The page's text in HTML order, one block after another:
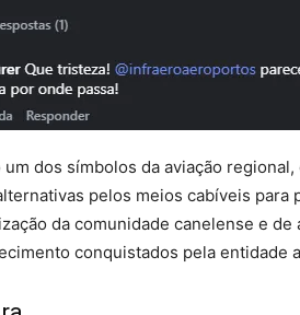
dos símbolos da aviação
pelos meios cabíveis para
da comunidade canelense e
conquistados pela entidade